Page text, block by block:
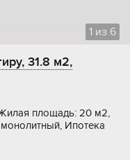
1 из 6
31.8 м2,
площадь: 20 м2,
Ипотека